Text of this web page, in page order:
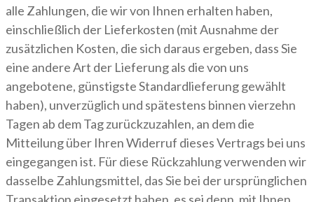
alle Zahlungen, die wir von Ihnen erhalten haben,
einschließlich der Lieferkosten (mit Ausnahme der
zusätzlichen Kosten, die sich daraus ergeben, dass Sie
eine andere Art der Lieferung als die von uns
angebotene, günstigste Standardlieferung gewählt
haben), unverzüglich und spätestens binnen vierzehn
Tagen ab dem Tag zurückzuzahlen, an dem die
Mitteilung über Ihren Widerruf dieses Vertrags bei uns
eingegangen ist. Für diese Rückzahlung verwenden wir
dasselbe Zahlungsmittel, das Sie bei der ursprünglichen